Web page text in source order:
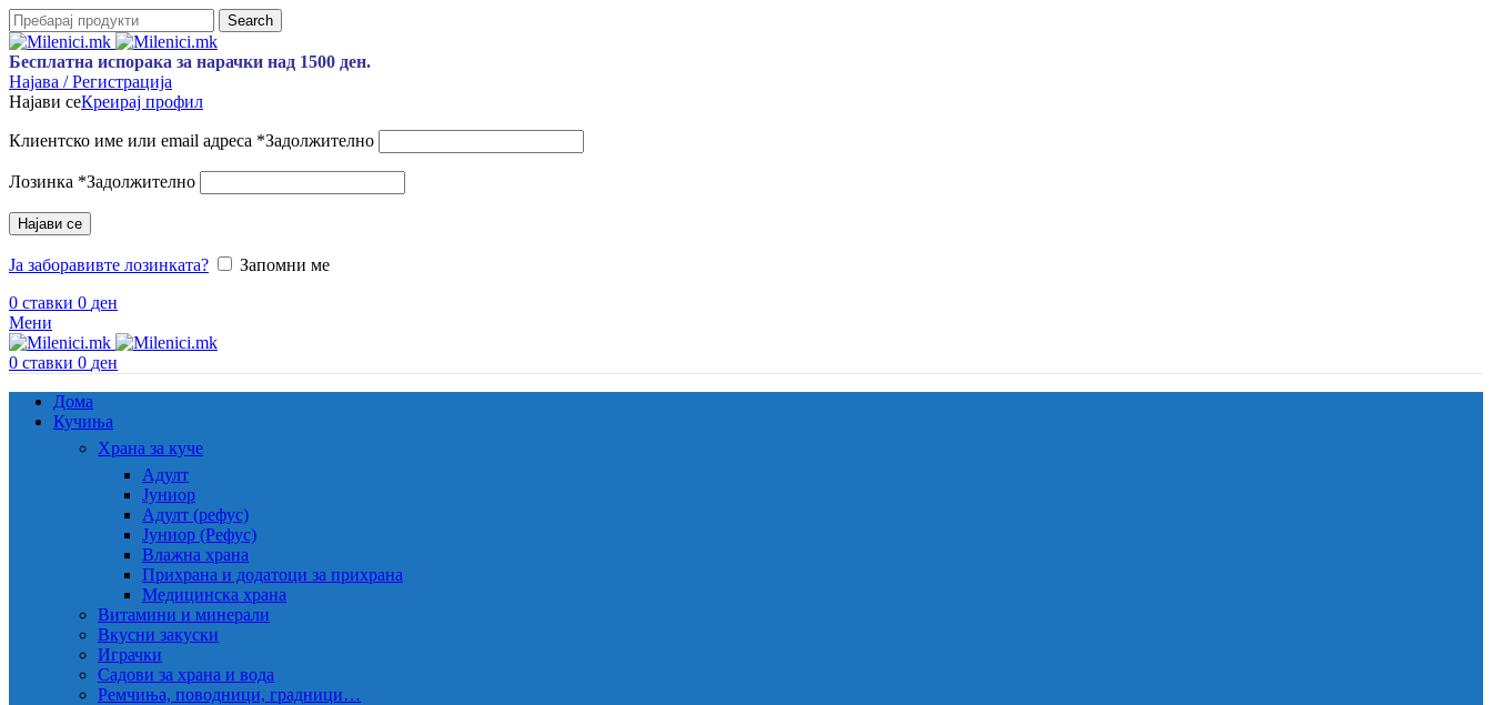
Search
Бесплатна испорака за нарачки над 1500 ден.
Најава / Регистрација
Најави сеКреирај профил
Клиентско име или email адреса *Задолжително
Лозинка *Задолжително
Најави се
Ја заборавивте лозинката?
Запомни ме
0 ставки 0 ден
Мени
0 ставки 0 ден
Дома
Кучиња
Храна за куче
Адулт
Јуниор
Адулт (рефус)
Јуниор (Рефус)
Влажна храна
Прихрана и додатоци за прихрана
Медицинска храна
Витамини и минерали
Вкусни закуски
Играчки
Садови за храна и вода
Ремчиња, поводници, градници…